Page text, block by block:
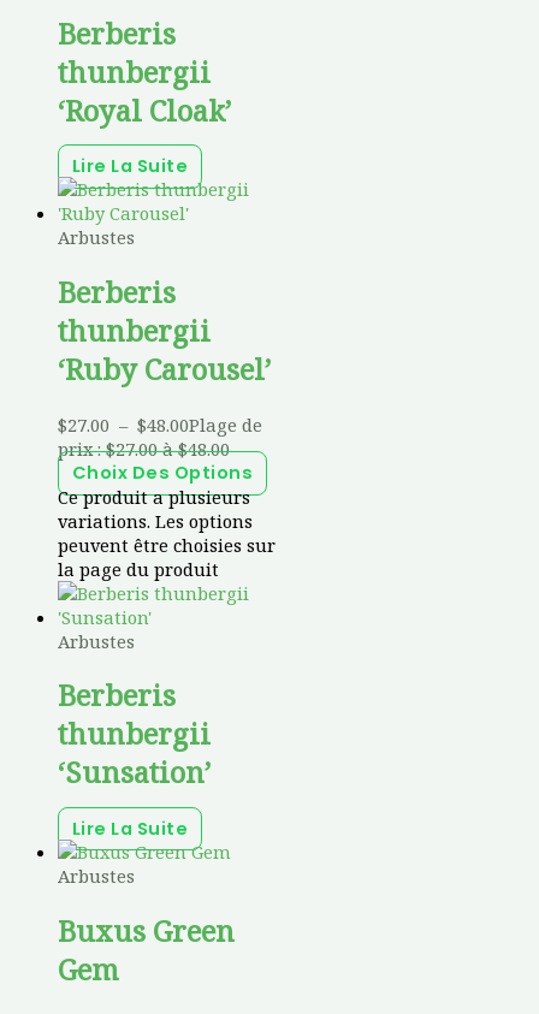
Berberis
thunbergii
‘Royal Cloak’
Lire La Suite
Arbustes
Berberis
thunbergii
‘Ruby Carousel’
$27.00 – $48.00Plage de
prix : $27.00 à $48.00
Choix Des Options
Ce produit a plusieurs
variations. Les options
peuvent être choisies sur
la page du produit
Arbustes
Berberis
thunbergii
‘Sunsation’
Lire La Suite
Arbustes
Buxus Green
Gem